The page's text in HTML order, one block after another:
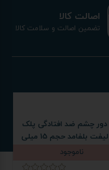
اصالت کالا
تضمین اصالت و سلامت کالا